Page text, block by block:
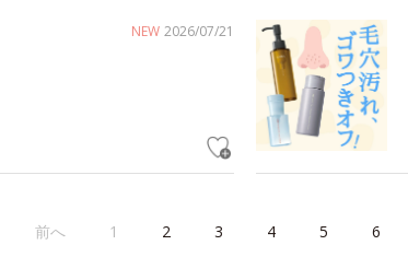
NEW 2026/07/21
前へ 1 2 3 4 5 6